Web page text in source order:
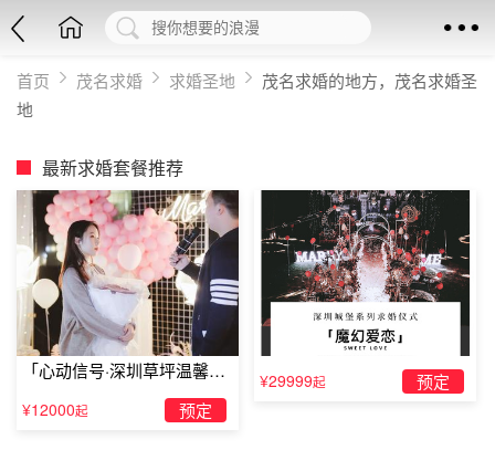
首页 茂名求婚 求婚圣地
茂名求婚的地方，茂名求婚圣
地
最新求婚套餐推荐
「心动信号·深圳草坪温馨求
婚」
¥12000起 预定
¥29999起 预定